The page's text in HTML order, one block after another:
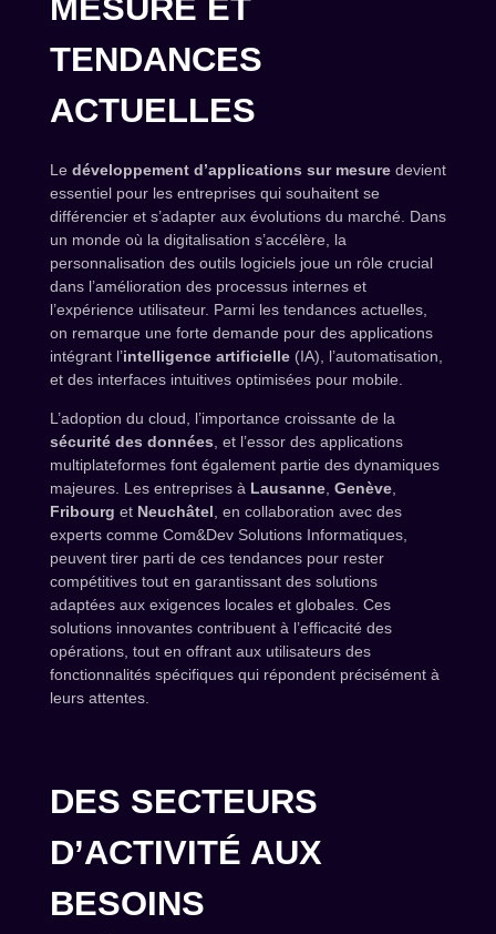
MESURE ET
TENDANCES
ACTUELLES
Le développement d’applications sur mesuredevient
essentiel pour les entreprises qui souhaitent se
différencier et s’adapter aux évolutions du marché. Dans
un monde où la digitalisation s’accélère, la
personnalisation des outils logiciels joue un rôle crucial
dans l’amélioration des processus internes et
l’expérience utilisateur. Parmi les tendances actuelles,
on remarque une forte demande pour des applications
intégrant l’intelligence artificielle(IA), l’automatisation,
et des interfaces intuitives optimisées pour mobile.
L’adoption du cloud, l’importance croissante de la
sécurité des données , et l’essor des applications
multiplateformes font également partie des dynamiques
majeures. Les entreprises à Lausanne, Genève,
Fribourg et Neuchâtel , en collaboration avec des
experts comme Com&Dev Solutions Informatiques,
peuvent tirer parti de ces tendances pour rester
compétitives tout en garantissant des solutions
adaptées aux exigences locales et globales. Ces
solutions innovantes contribuent à l’efficacité des
opérations, tout en offrant aux utilisateurs des
fonctionnalités spécifiques qui répondent précisément à
leurs attentes.
DES SECTEURS
D’ACTIVITÉ AUX
BESOINS